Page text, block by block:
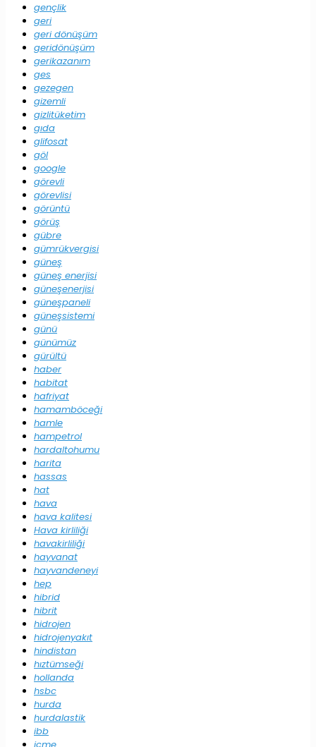
gençlik
geri
geri dönüşüm
geridönüşüm
gerikazanım
ges
gezegen
gizemli
gizlitüketim
gıda
glifosat
göl
google
görevli
görevlisi
görüntü
görüş
gübre
gümrükvergisi
güneş
güneş enerjisi
güneşenerjisi
güneşpaneli
güneşsistemi
günü
günümüz
gürültü
haber
habitat
hafriyat
hamamböceği
hamle
hampetrol
hardaltohumu
harita
hassas
hat
hava
hava kalitesi
Hava kirliliği
havakirliliği
hayvanat
hayvandeneyi
hep
hibrid
hibrit
hidrojen
hidrojenyakıt
hindistan
hıztümseği
hollanda
hsbc
hurda
hurdalastik
ibb